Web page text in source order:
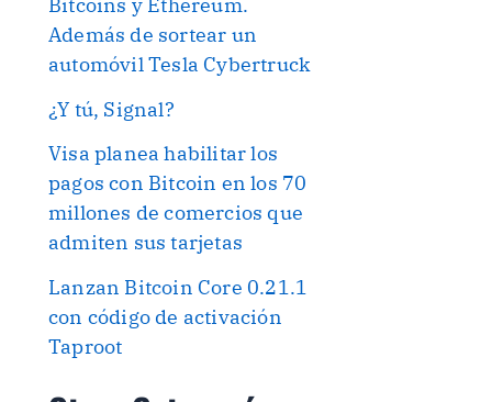
Bitcoins y Ethereum.
Además de sortear un
automóvil Tesla Cybertruck
¿Y tú, Signal?
Visa planea habilitar los
pagos con Bitcoin en los 70
millones de comercios que
admiten sus tarjetas
Lanzan Bitcoin Core 0.21.1
con código de activación
Taproot